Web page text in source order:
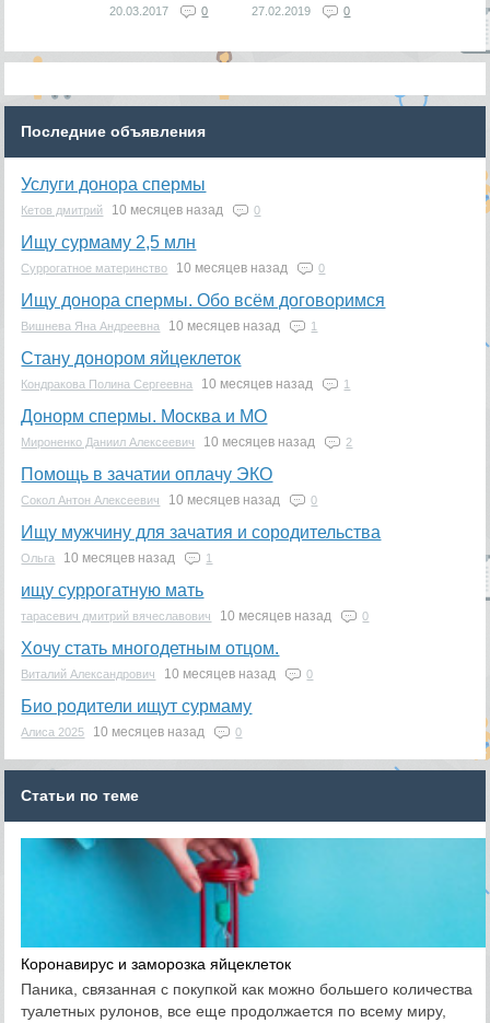
20.03.2017 0 27.02.2019 0
Последние объявления
Услуги донора спермы
Кетов дмитрий 10 месяцев назад 0
Ищу сурмаму 2,5 млн
Суррогатное материнство 10 месяцев назад 0
Ищу донора спермы. Обо всём договоримся
Вишнева Яна Андреевна 10 месяцев назад 1
Стану донором яйцеклеток
Кондракова Полина Сергеевна 10 месяцев назад 1
Донорм спермы. Москва и МО
Мироненко Даниил Алексеевич 10 месяцев назад 2
Помощь в зачатии оплачу ЭКО
Сокол Антон Алексеевич 10 месяцев назад 0
Ищу мужчину для зачатия и сородительства
Ольга 10 месяцев назад 1
ищу суррогатную мать
тарасевич дмитрий вячеславович 10 месяцев назад 0
Хочу стать многодетным отцом.
Виталий Александрович 10 месяцев назад 0
Био родители ищут сурмаму
Алиса 2025 10 месяцев назад 0
Статьи по теме
Коронавирус и заморозка яйцеклеток
Паника, связанная с покупкой как можно большего количества
туалетных рулонов, все еще продолжается по всему миру,